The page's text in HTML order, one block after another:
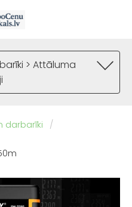
> Attāluma
darbarīki